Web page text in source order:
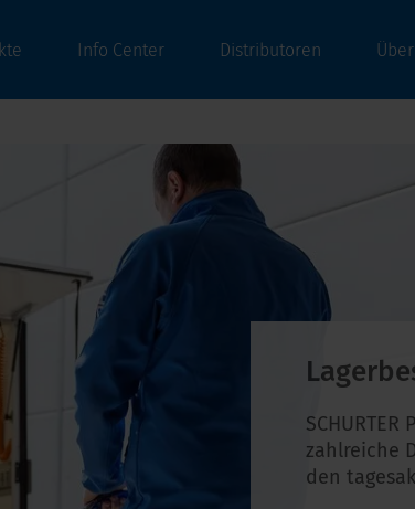
Info Center Distributoren
zahlreiche
den